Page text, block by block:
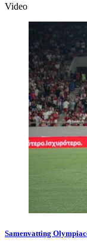
Video
Samenvatting